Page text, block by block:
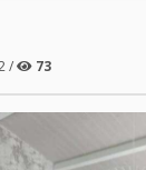
/ 73